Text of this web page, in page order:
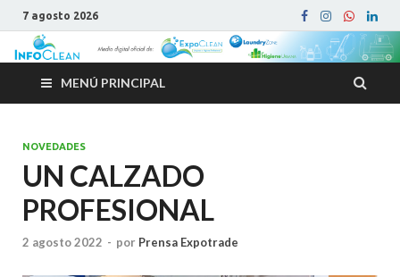
7 agosto 2026
MENÚ PRINCIPAL
NOVEDADES
UN CALZADO
PROFESIONAL
2 agosto 2022 - por Prensa Expotrade